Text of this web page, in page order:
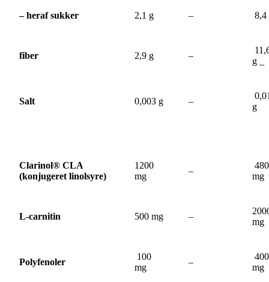
– heraf sukker 2,1 g – 8,4
fiber 2,9 g –
g _
Salt 0,003 g –
g
Clarinol® CLA
(konjugeret linolsyre)
1200
mg
–
mg
L-carnitin 500 mg –
mg
Polyfenoler
100
mg
–
400
mg